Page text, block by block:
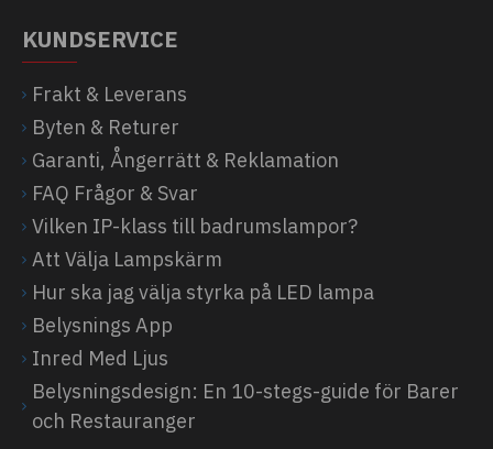
KUNDSERVICE
Frakt & Leverans
Byten & Returer
Garanti, Ångerrätt & Reklamation
FAQ Frågor & Svar
Vilken IP-klass till badrumslampor?
Att Välja Lampskärm
Hur ska jag välja styrka på LED lampa
Belysnings App
Inred Med Ljus
Belysningsdesign: En 10-stegs-guide för Barer
och Restauranger